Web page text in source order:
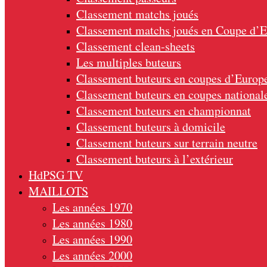
Classement matchs joués
Classement matchs joués en Coupe
Classement clean-sheets
Les multiples buteurs
Classement buteurs en coupes
Classement buteurs en coupes
Classement buteurs en championnat
Classement buteurs à domicile
Classement buteurs sur terrain neutre
Classement buteurs à l’extérieur
HdPSG TV
MAILLOTS
Les années 1970
Les années 1980
Les années 1990
Les années 2000